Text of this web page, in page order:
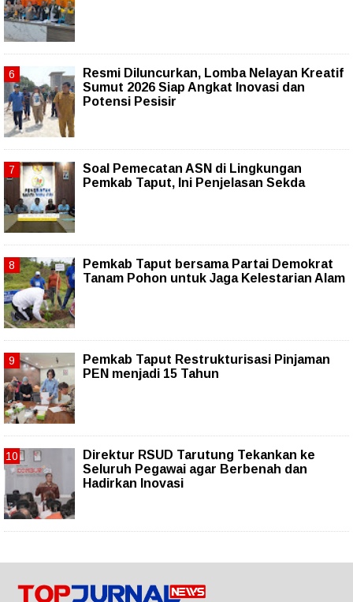
Resmi Diluncurkan, Lomba Nelayan Kreatif
Sumut 2026 Siap Angkat Inovasi dan
Potensi Pesisir
Soal Pemecatan ASN di Lingkungan
Pemkab Taput, Ini Penjelasan Sekda
Pemkab Taput bersama Partai Demokrat
Tanam Pohon untuk Jaga Kelestarian Alam
Pemkab Taput Restrukturisasi Pinjaman
PEN menjadi 15 Tahun‎
Direktur RSUD Tarutung Tekankan ke
Seluruh Pegawai agar Berbenah dan
Hadirkan Inovasi